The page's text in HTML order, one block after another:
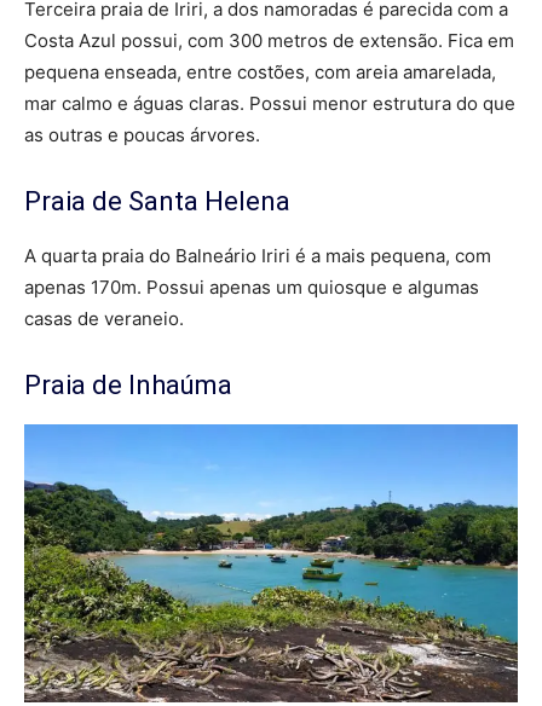
Terceira praia de Iriri, a dos namoradas é parecida com a
Costa Azul possui, com 300 metros de extensão. Fica em
pequena enseada, entre costões, com areia amarelada,
mar calmo e águas claras. Possui menor estrutura do que
as outras e poucas árvores.
Praia de Santa Helena
A quarta praia do Balneário Iriri é a mais pequena, com
apenas 170m. Possui apenas um quiosque e algumas
casas de veraneio.
Praia de Inhaúma